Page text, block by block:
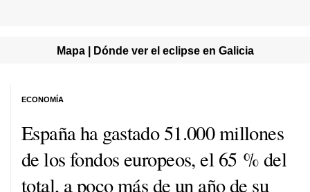
Mapa | Dónde ver el eclipse en Galicia
España ha gastado 51.000 millones
de los fondos europeos, el 65 % del
total, a poco más de un año de su
ECONOMÍA